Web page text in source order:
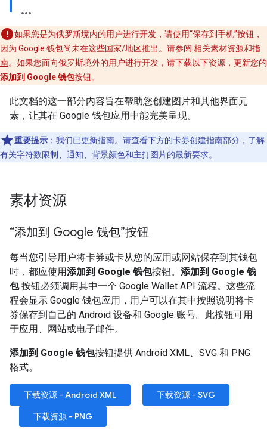
如果您是为俄罗斯境内的用户进行开发，请使用“保存到手机”按钮，
因为 Google 钱包尚未在这些国家/地区推出。请参阅 相关素材资源和指
南。如果您面向俄罗斯境外的用户进行开发，请下载以下资源，更新您的
添加到 Google 钱包按钮。
此文档的这一部分内容旨在帮助您创建图片和其他界面元
素，让其在 Google 钱包应用中能完美呈现。
重要提示 ：我们已更新指南。请查看下方的卡券创建指南部分，了解
有关字符数限制、通知、背景颜色和主打图片的最新要求。
素材资源
“添加到 Google 钱包”按钮
每当您引导用户将卡券或卡从您的应用或网站保存到其钱包
时，都应使用添加到 Google 钱包按钮。 添加到 Google 钱
包按钮必须调用其中一个 Google Wallet API 流程。这些流
程会显示 Google 钱包应用，用户可以在其中按照说明将卡
券保存到自己的 Android 设备和 Google 账号。此按钮可用
于应用、网站或电子邮件。
添加到 Google 钱包按钮提供 Android XML、SVG 和 PNG
格式。
下载资源 - Android XML
下载资源 - SVG
下载资源 - PNG